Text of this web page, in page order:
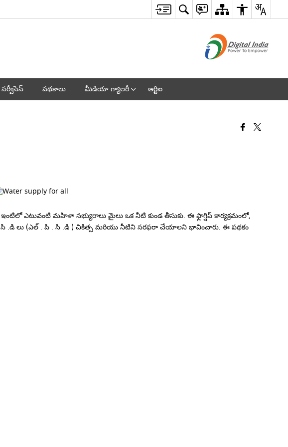
పథకాలు మీడియా గ్యాలరీ ఆర్టిఐ
ఎటువంటి మహిళా సభ్యురాలు మైలు ఒక నీటి కుండ తీసుకు. ఈ ఫ్లాగ్షిప్ కార్యక్రమంలో,
. సి .డి లు (ఎల్ . పి . సి .డి ) చికిత్స మరియు నీటిని సరఫరా చేయాలని భావించారు. ఈ పథకం